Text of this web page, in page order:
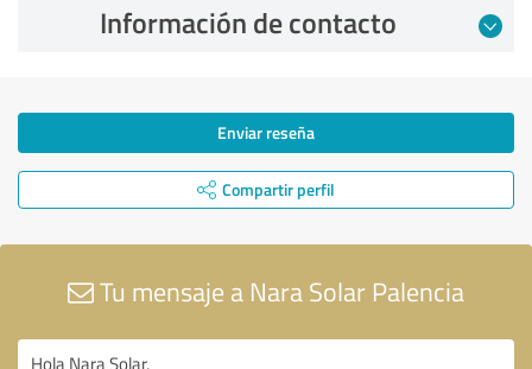
Información de contacto
Enviar reseña
Compartir perfil
Tu mensaje a Nara Solar Palencia